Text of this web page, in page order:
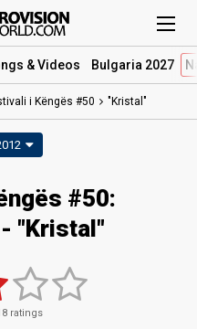
& Videos Bulgaria 2027
i Këngës #50 "Kristal"
#50:
"Kristal"
ratings